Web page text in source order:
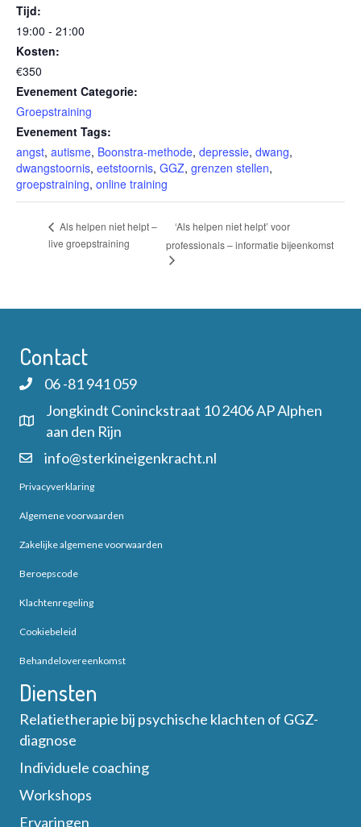
Tijd:
19:00 - 21:00
Kosten:
€350
Evenement Categorie:
Groepstraining
Evenement Tags:
angst, autisme, Boonstra-methode, depressie, dwang,
dwangstoornis, eetstoornis, GGZ, grenzen stellen,
groepstraining, online training
Als helpen niet helpt –
live groepstraining
‘Als helpen niet helpt’ voor
professionals – informatie bijeenkomst
Contact
06 -81 941 059
Jongkindt Coninckstraat 10 2406 AP Alphen
aan den Rijn
info@sterkineigenkracht.nl
Privacyverklaring
Algemene voorwaarden
Zakelijke algemene voorwaarden
Beroepscode
Klachtenregeling
Cookiebeleid
Behandelovereenkomst
Diensten
Relatietherapie bij psychische klachten of GGZ-
diagnose
Individuele coaching
Workshops
Ervaringen